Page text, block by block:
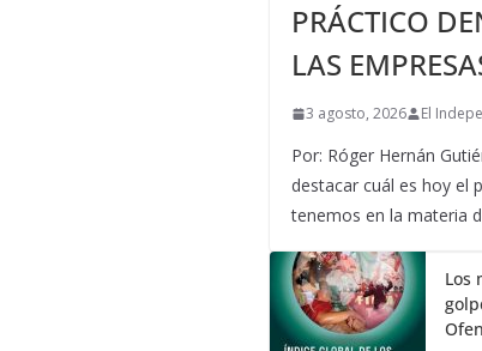
PRÁCTICO
LAS
3 agosto, 2026 El
Por: Róger Hernán
destacar cuál es hoy el
tenemos en la materia
Los